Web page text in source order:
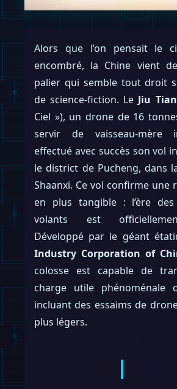
Alors que l’on pensait le
encombré, la Chine vient
palier qui semble tout droit
de science-fiction. Le Jiu Tian
Ciel »), un drone de 16
servir de vaisseau-mère
effectué avec succès son vol
le district de Pucheng, dans
Shaanxi. Ce vol confirme une
en plus tangible : l’ère des
volants est
Développé par le géant
Industry Corporation of
colosse est capable de
charge utile phénoménale
incluant des essaims de
plus légers.